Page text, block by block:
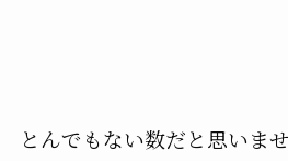
とんでもない数だと思いま